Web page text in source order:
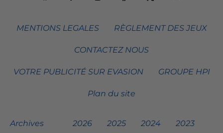
MENTIONS LEGALES RÈGLEMENT DES JEUX
CONTACTEZ NOUS
VOTRE PUBLICITÉ SUR EVASION GROUPE HPI
Plan du site
Archives 2026 2025 2024 2023